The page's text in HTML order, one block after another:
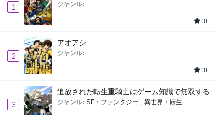
1 ジャンル:
10
2
アオアシ
ジャンル:
10
3
追放された転生重騎士はゲーム知識で無双する
ジャンル: SF・ファンタジー 異世界・転生